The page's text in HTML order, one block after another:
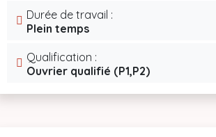
Durée de travail :
Plein temps
Qualification :
Ouvrier qualifié (P1,P2)